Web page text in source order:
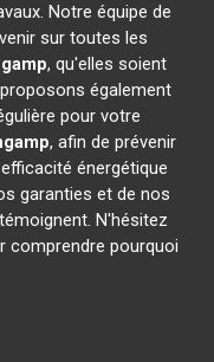
Notre équipe de
sur toutes les
, qu'elles soient
également
pour votre
, afin de prévenir
énergétique
garanties et de nos
N'hésitez
comprendre pourquoi